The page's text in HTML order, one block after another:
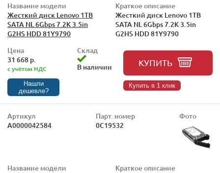
Название модели
Жесткий диск Lenovo 1TB
SATA NL 6Gbps 7.2K 3.5in
G2HS HDD 81Y9790
Краткое описание
Жесткий диск Lenovo 1TB
SATA NL 6Gbps 7.2K 3.5in
G2HS HDD 81Y9790
Цена
31 668 р.
с учётом НДС
Нашли
дешевле?
Склад
В наличии
КУПИТЬ
Купить в 1 клик
Артикул
А0000042584
Парт. номер
0C19532
Фото
Название модели
Краткое описание